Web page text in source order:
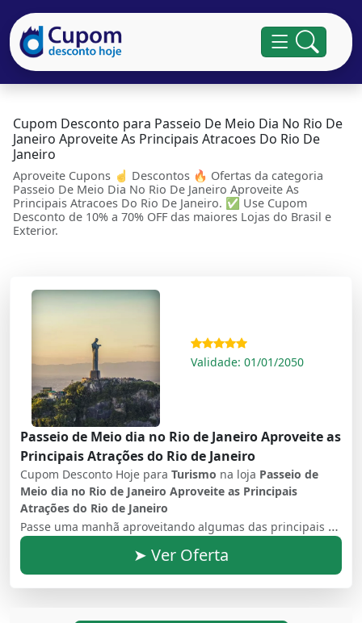
Cupom Desconto para Passeio De Meio Dia No Rio De
Janeiro Aproveite As Principais Atracoes Do Rio De
Janeiro
Aproveite Cupons ☝ Descontos 🔥 Ofertas da categoria
Passeio De Meio Dia No Rio De Janeiro Aproveite As
Principais Atracoes Do Rio De Janeiro. ✅ Use Cupom
Desconto de 10% a 70% OFF das maiores Lojas do Brasil e
Exterior.
Validade: 01/01/2050
Passeio de Meio dia no Rio de Janeiro Aproveite as
Principais Atrações do Rio de Janeiro
Cupom Desconto Hoje para Turismo na loja Passeio de
Meio dia no Rio de Janeiro Aproveite as Principais
Atrações do Rio de Janeiro
Passe uma manhã aproveitando algumas das principais atrações do Rio de Janeiro. Comece com uma viagem de trem até o Cristo Redentor no morro do Corcovado, seguido de uma visita panorâmica (externa) ao estádio do Maracanã e paradas adicionais no Sambódromo, na Catedral Metropolitana e na Escadaria Selarón.
➤ Ver Oferta